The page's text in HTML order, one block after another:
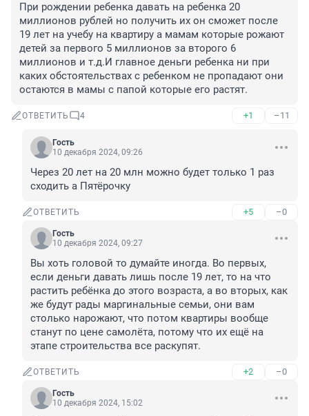
При рождении ребенка давать на ребенка 20
миллионов рублей но получить их он сможет после
19 лет на учебу на квартиру а мамам которые рожают
детей за первого 5 миллионов за второго 6
миллионов и т.д.И главное деньги ребенка ни при
каких обстоятельствах с ребенком не пропадают они
остаются в мамы с папой которые его растят.
ОТВЕТИТЬ 4 +1 –11
Гость
10 декабря 2024, 09:26
Через 20 лет на 20 млн можно будет только 1 раз
сходить а Пятёрочку
ОТВЕТИТЬ +5 –0
Гость
10 декабря 2024, 09:27
Вы хоть головой то думайте иногда. Во первых,
если деньги давать лишь после 19 лет, то на что
растить ребёнка до этого возраста, а во вторых, как
же будут рады маргинальные семьи, они вам
столько нарожают, что потом квартиры вообще
станут по цене самолёта, потому что их ещё на
этапе строительства все раскупят.
ОТВЕТИТЬ +2 –0
Гость
10 декабря 2024, 15:02